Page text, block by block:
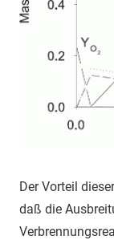
Der Vorteil
daß die